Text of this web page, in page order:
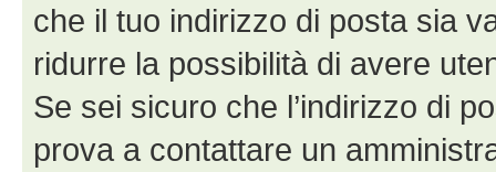
che il tuo indirizzo di posta sia
ridurre la possibilità di avere
Se sei sicuro che l’indirizzo di
prova a contattare un